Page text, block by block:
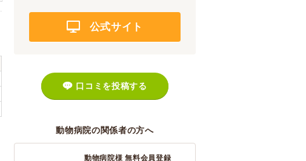
公式サイト
口コミを投稿する
動物病院の関係者の方へ
動物病院様 無料会員登録